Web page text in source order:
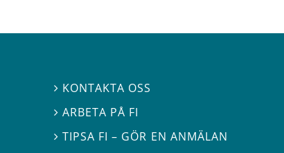
 KONTAKTA OSS
 ARBETA PÅ FI
TIPSA FI – GÖR EN ANMÄLAN